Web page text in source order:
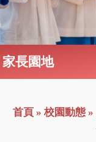
家長園地
首頁 » 校園動態»